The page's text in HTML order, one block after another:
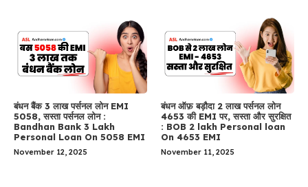
बंधन बैंक 3 लाख पर्सनल लोन EMI
5058, सस्ता पर्सनल लोन :
Bandhan Bank 3 Lakh
Personal Loan On 5058 EMI
November 12, 2025
बंधन ऑफ़ बड़ौदा 2 लाख पर्सनल लोन
4653 की EMI पर, सस्ता और सुरक्षित
: BOB 2 lakh Personal loan
On 4653 EMI
November 11, 2025